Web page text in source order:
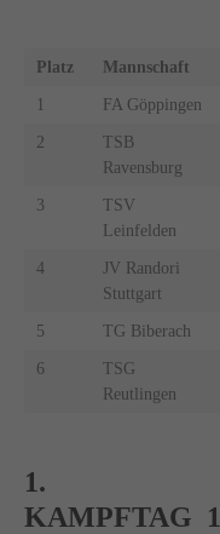
Platz Mannschaft
1 FA Göppingen
2
TSB
Ravensburg
3
TSV
Leinfelden
4
JV Randori
Stuttgart
5 TG Biberach
6
TSG
Reutlingen
1.
KAMPFTAG